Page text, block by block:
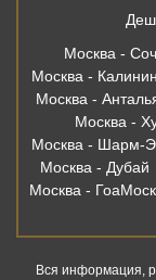
Москва -
Москва -
Москва -
Москва -
Москва - Шарм-
Москва - Дубай
Москва - Гоа
Вся информация,